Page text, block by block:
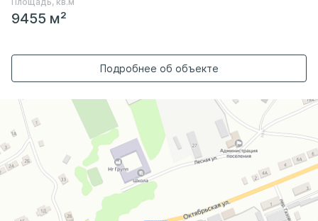
9455 м²
Подробнее об объекте